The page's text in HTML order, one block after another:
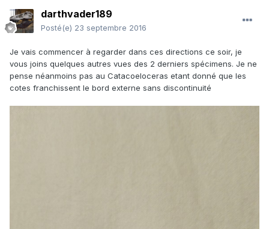
darthvader189
Posté(e) 23 septembre 2016
Je vais commencer à regarder dans ces directions ce soir, je
vous joins quelques autres vues des 2 derniers spécimens. Je ne
pense néanmoins pas au Catacoeloceras etant donné que les
cotes franchissent le bord externe sans discontinuité